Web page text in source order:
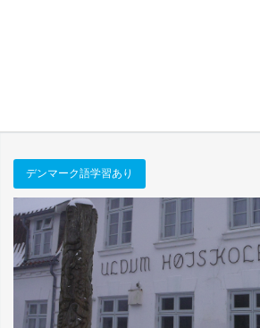
デンマーク語学習あり